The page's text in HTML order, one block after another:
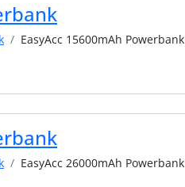
EasyAcc 15600mAh Powerbank
EasyAcc 26000mAh Powerbank